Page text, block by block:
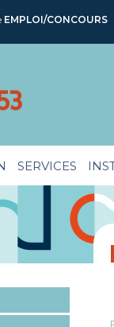
EMPLOI/CONCOURS
SERVICES